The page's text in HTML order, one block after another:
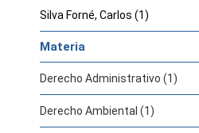
Silva Forné, Carlos (1)
Materia
Derecho Administrativo (1)
Derecho Ambiental (1)